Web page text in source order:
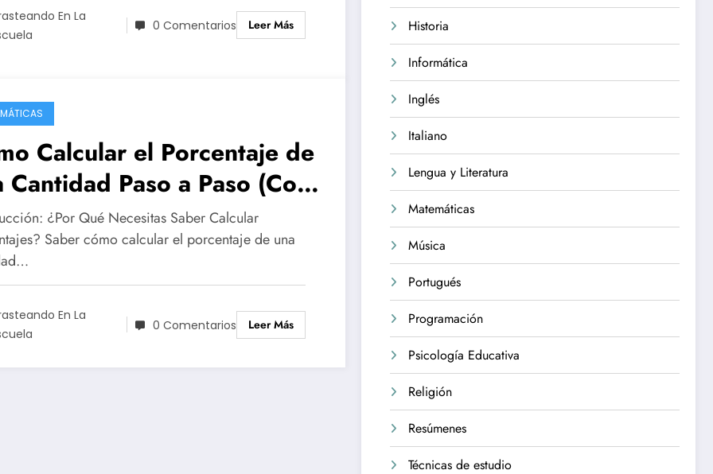
En La
0 Comentarios Leer Más
Calcular el Porcentaje de
Cantidad Paso a Paso (Con
¿Por Qué Necesitas Saber Calcular
Saber cómo calcular el porcentaje de una
En La
0 Comentarios Leer Más
Historia
Informática
Inglés
Italiano
Lengua y Literatura
Matemáticas
Música
Portugués
Programación
Psicología Educativa
Religión
Resúmenes
Técnicas de estudio